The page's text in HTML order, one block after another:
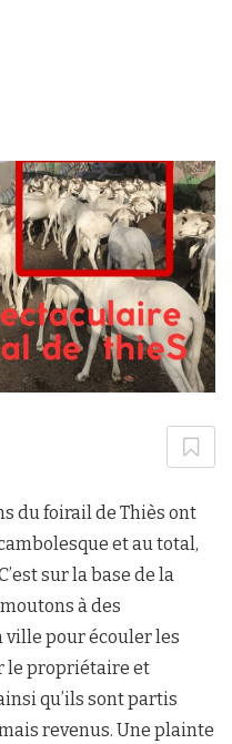
du foirail de Thiès ont
et au total,
sur la base de la
à des
ville pour écouler les
le propriétaire et
qu’ils sont partis
revenus. Une plainte